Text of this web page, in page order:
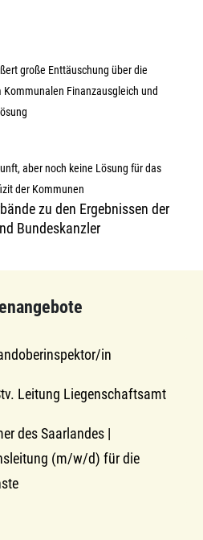
große Enttäuschung über die
Finanzausgleich und
aber noch keine Lösung für das
der Kommunen
zu den Ergebnissen der
Bundeskanzler
in
Leitung Liegenschaftsamt
des Saarlandes |
(m/w/d) für die